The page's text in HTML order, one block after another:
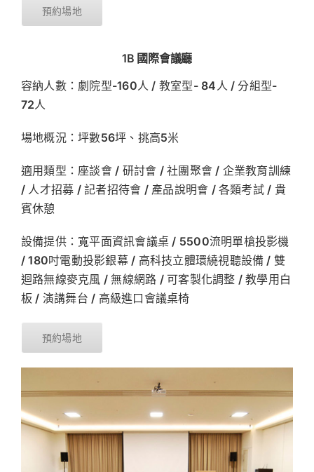
預約場地
1B 國際會議廳
容納人數：劇院型-160人 / 教室型- 84人 / 分組型-
72人
場地概況：坪數56坪、挑高5米
適用類型：座談會 / 研討會 / 社團聚會 / 企業教育訓練
/ 人才招募 / 記者招待會 / 產品說明會 / 各類考試 / 貴
賓休憩
設備提供：寬平面資訊會議桌 / 5500流明單槍投影機
/ 180吋電動投影銀幕 / 高科技立體環繞視聽設備 / 雙
迴路無線麥克風 / 無線網路 / 可客製化調整 / 教學用白
板 / 演講舞台 / 高級進口會議桌椅
預約場地